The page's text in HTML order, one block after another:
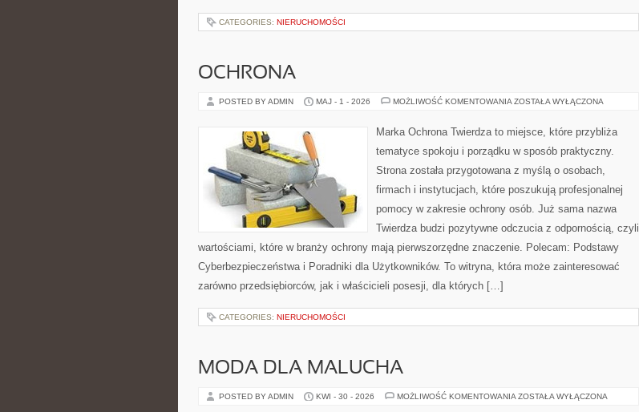
CATEGORIES: NIERUCHOMOŚCI
OCHRONA
POSTED BY ADMIN MAJ - 1 - 2026 MOŻLIWOŚĆ KOMENTOWANIA OCHRONA
ZOSTAŁA WYŁĄCZONA
Marka Ochrona Twierdza to miejsce, które przybliża
tematyce spokoju i porządku w sposób praktyczny.
Strona została przygotowana z myślą o osobach,
firmach i instytucjach, które poszukują profesjonalnej
pomocy w zakresie ochrony osób. Już sama nazwa
Twierdza budzi pozytywne odczucia z odpornością, czyli
wartościami, które w branży ochrony mają pierwszorzędne znaczenie. Polecam: Podstawy
Cyberbezpieczeństwa i Poradniki dla Użytkowników. To witryna, która może zainteresować
zarówno przedsiębiorców, jak i właścicieli posesji, dla których […]
CATEGORIES: NIERUCHOMOŚCI
MODA DLA MALUCHA
POSTED BY ADMIN KWI - 30 - 2026 MOŻLIWOŚĆ KOMENTOWANIA MODA
ZOSTAŁA WYŁĄCZONA